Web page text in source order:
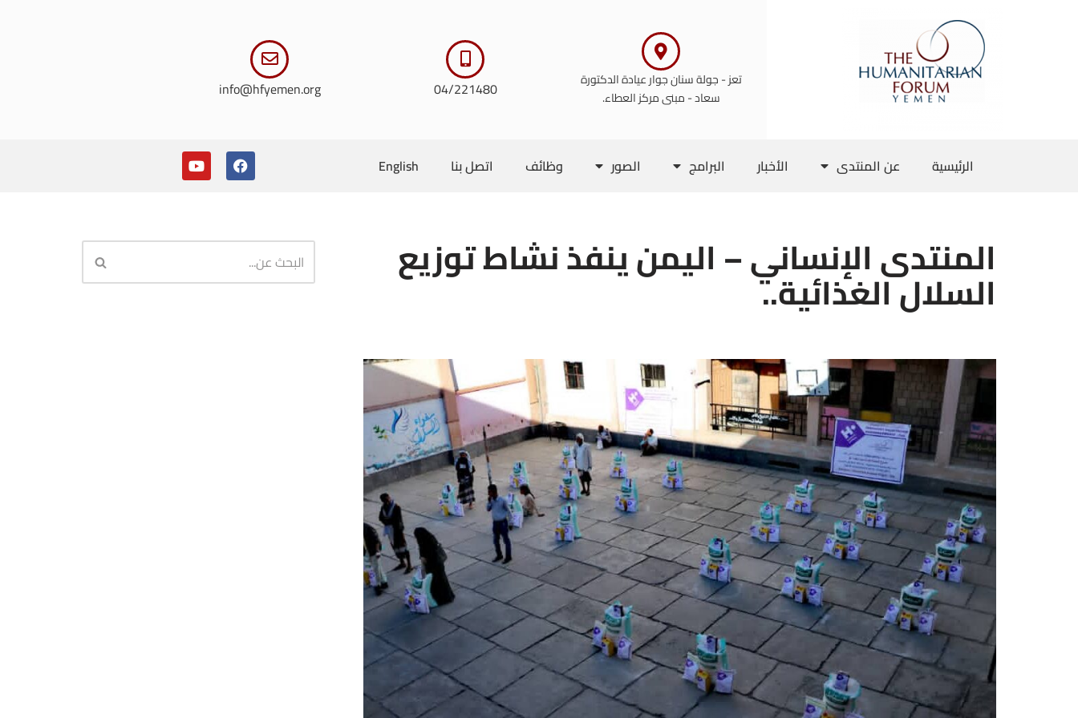
تعز - جولة سنان جوار عيادة الدكتورة
سعاد - مبنى مركز العطاء.
04/221480
info@hfyemen.org
الرئيسية عن المنتدى الأخبار البرامج الصور وظائف اتصل بنا English
المنتدى الإنساني – اليمن ينفذ نشاط توزيع
السلال الغذائية..